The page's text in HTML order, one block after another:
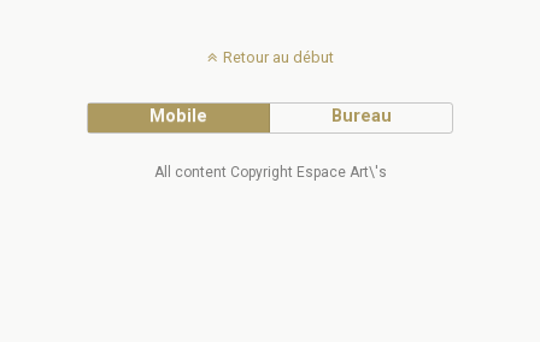
Retour au début
Mobile Bureau
All content Copyright Espace Art\'s